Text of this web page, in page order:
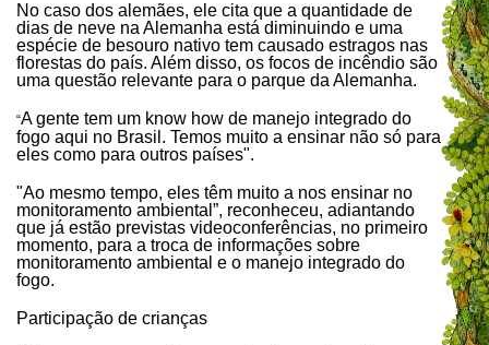
No caso dos alemães, ele cita que a quantidade de
dias de neve na Alemanha está diminuindo e uma
espécie de besouro nativo tem causado estragos nas
florestas do país. Além disso, os focos de incêndio são
uma questão relevante para o parque da Alemanha.
“A gente tem um know how de manejo integrado do
fogo aqui no Brasil. Temos muito a ensinar não só para
eles como para outros países".
"Ao mesmo tempo, eles têm muito a nos ensinar no
monitoramento ambiental”, reconheceu, adiantando
que já estão previstas videoconferências, no primeiro
momento, para a troca de informações sobre
monitoramento ambiental e o manejo integrado do
fogo.
Participação de crianças